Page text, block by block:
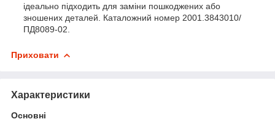
ідеально підходить для заміни пошкоджених або
зношених деталей. Каталожний номер 2001.3843010/
ПД8089-02.
Приховати
Характеристики
Основні